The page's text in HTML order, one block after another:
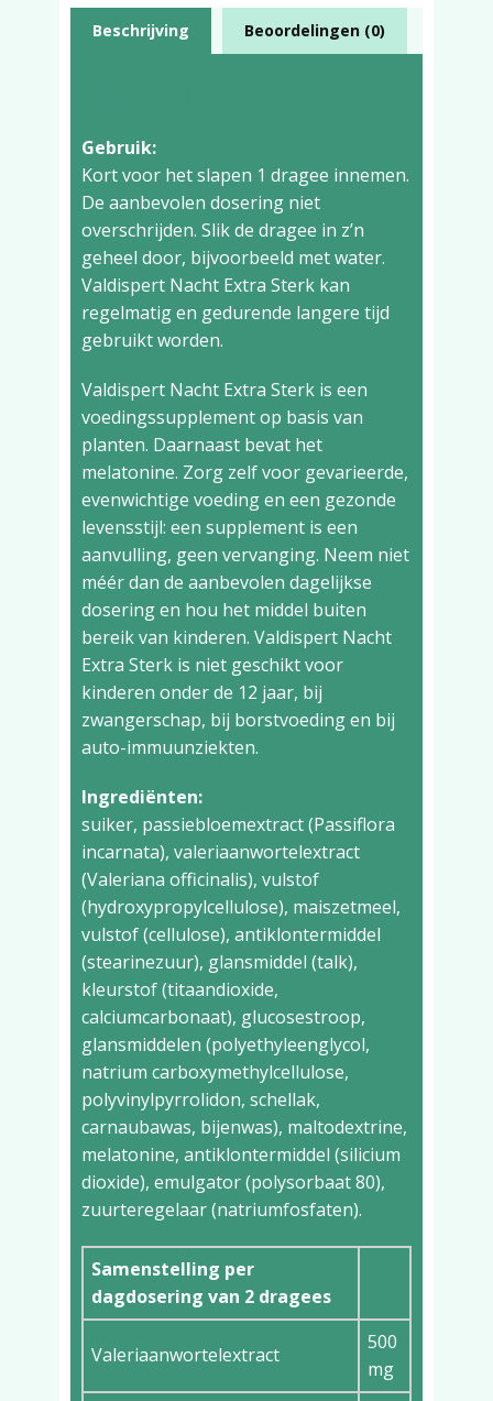
Beschrijving Beoordelingen (0)
Gebruik:
Kort voor het slapen 1 dragee innemen.
De aanbevolen dosering niet
overschrijden. Slik de dragee in z’n
geheel door, bijvoorbeeld met water.
Valdispert Nacht Extra Sterk kan
regelmatig en gedurende langere tijd
gebruikt worden.
Valdispert Nacht Extra Sterk is een
voedingssupplement op basis van
planten. Daarnaast bevat het
melatonine. Zorg zelf voor gevarieerde,
evenwichtige voeding en een gezonde
levensstijl: een supplement is een
aanvulling, geen vervanging. Neem niet
méér dan de aanbevolen dagelijkse
dosering en hou het middel buiten
bereik van kinderen. Valdispert Nacht
Extra Sterk is niet geschikt voor
kinderen onder de 12 jaar, bij
zwangerschap, bij borstvoeding en bij
auto-immuunziekten.
Ingrediënten:
suiker, passiebloemextract (Passiflora
incarnata), valeriaanwortelextract
(Valeriana officinalis), vulstof
(hydroxypropylcellulose), maiszetmeel,
vulstof (cellulose), antiklontermiddel
(stearinezuur), glansmiddel (talk),
kleurstof (titaandioxide,
calciumcarbonaat), glucosestroop,
glansmiddelen (polyethyleenglycol,
natrium carboxymethylcellulose,
polyvinylpyrrolidon, schellak,
carnaubawas, bijenwas), maltodextrine,
melatonine, antiklontermiddel (silicium
dioxide), emulgator (polysorbaat 80),
zuurteregelaar (natriumfosfaten).
Samenstelling per
dagdosering van 2 dragees
Valeriaanwortelextract
500
mg